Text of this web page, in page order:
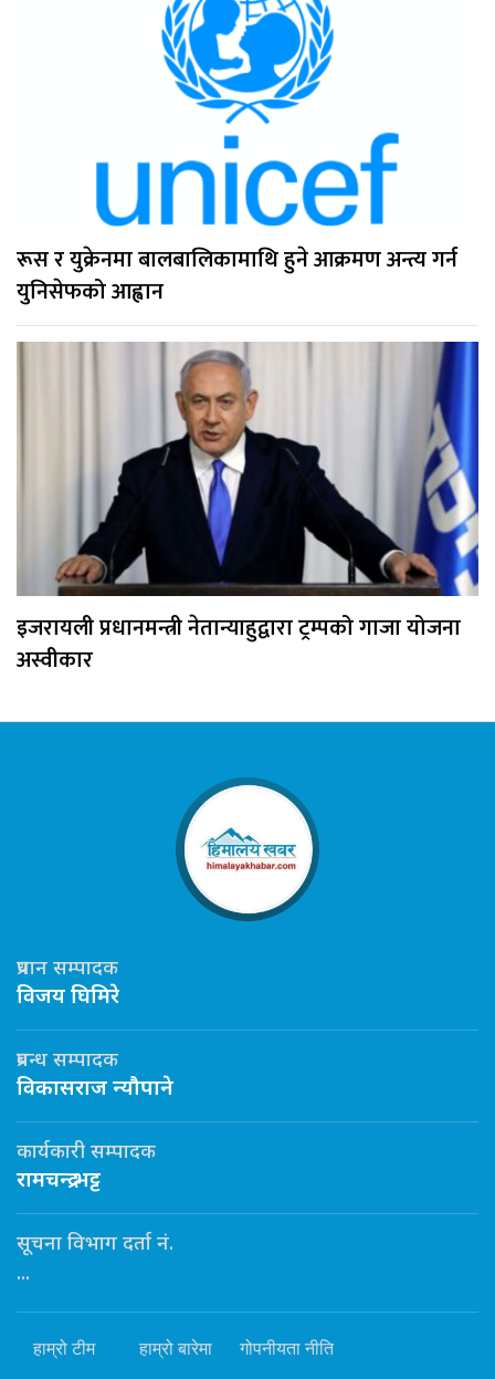
रूस र युक्रेनमा बालबालिकामाथि हुने आक्रमण अन्त्य गर्न
युनिसेफको आह्वान
इजरायली प्रधानमन्त्री नेतान्याहुद्वारा ट्रम्पको गाजा योजना
अस्वीकार
प्रधान सम्पादक
विजय घिमिरे
प्रबन्ध सम्पादक
विकासराज न्यौपाने
कार्यकारी सम्पादक
रामचन्द्र भट्ट
सूचना विभाग दर्ता नं.
...
हाम्रो टीम हाम्रो बारेमा गोपनीयता नीति